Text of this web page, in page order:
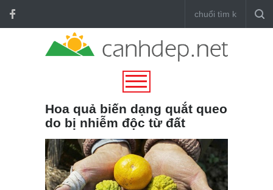
Hoa quả biến dạng quắt queo
do bị nhiễm độc từ đất